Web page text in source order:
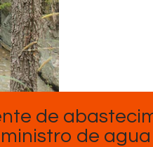
Equipo
Sobre
Contactos
de
de